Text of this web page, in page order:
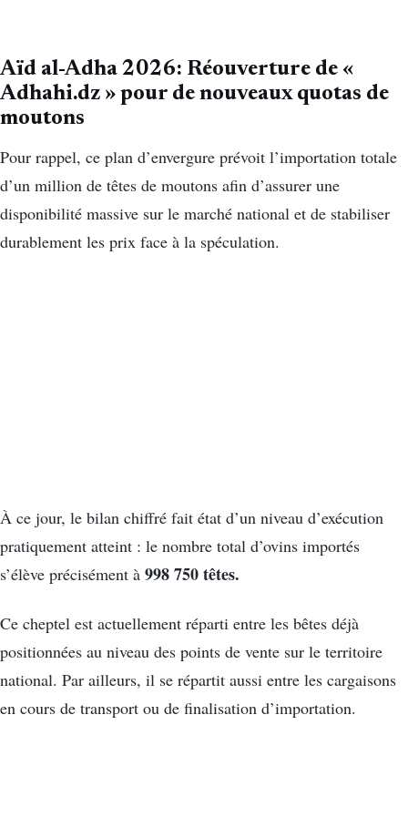
Aïd al-Adha 2026: Réouverture de «
Adhahi.dz » pour de nouveaux quotas de
moutons
Pour rappel, ce plan d’envergure prévoit l’importation totale
d’un million de têtes de moutons afin d’assurer une
disponibilité massive sur le marché national et de stabiliser
durablement les prix face à la spéculation.
À ce jour, le bilan chiffré fait état d’un niveau d’exécution
pratiquement atteint : le nombre total d’ovins importés
s’élève précisément à 998 750 têtes.
Ce cheptel est actuellement réparti entre les bêtes déjà
positionnées au niveau des points de vente sur le territoire
national. Par ailleurs, il se répartit aussi entre les cargaisons
en cours de transport ou de finalisation d’importation.